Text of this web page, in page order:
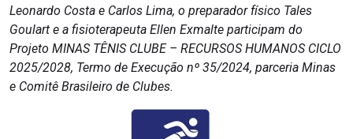
Leonardo Costa e Carlos Lima, o preparador físico Tales
Goulart e a fisioterapeuta Ellen Exmalte participam do
Projeto MINAS TÊNIS CLUBE – RECURSOS HUMANOS CICLO
2025/2028, Termo de Execução nº 35/2024, parceria Minas
e Comitê Brasileiro de Clubes.